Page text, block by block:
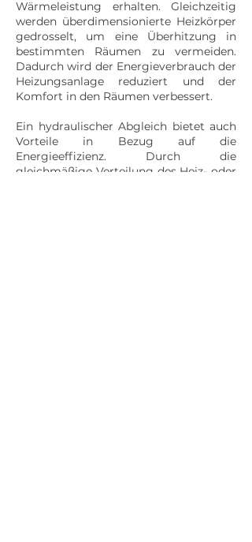
Wärmeleistung erhalten. Gleichzeitig
werden überdimensionierte Heizkörper
gedrosselt, um eine Überhitzung in
bestimmten Räumen zu vermeiden.
Dadurch wird der Energieverbrauch der
Heizungsanlage reduziert und der
Komfort in den Räumen verbessert.
Ein hydraulischer Abgleich bietet auch
Vorteile in Bezug auf die
Energieeffizienz. Durch die
gleichmäßige Verteilung des Heiz- oder